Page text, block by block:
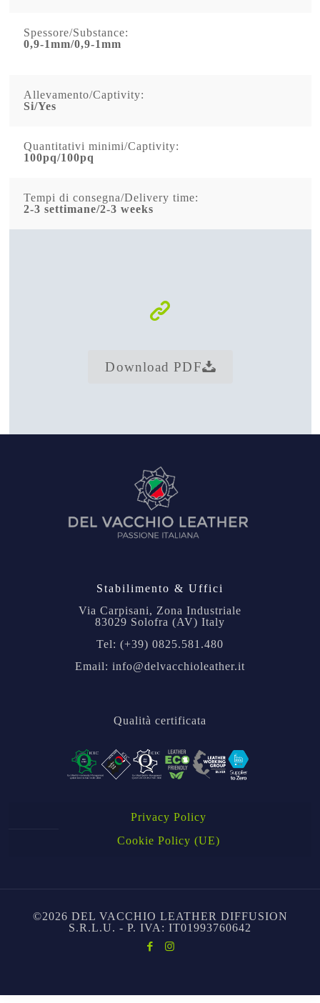
Spessore/Substance:
0,9-1mm/0,9-1mm
Allevamento/Captivity:
Si/Yes
Quantitativi minimi/Captivity:
100pq/100pq
Tempi di consegna/Delivery time:
2-3 settimane/2-3 weeks
Download PDF
Stabilimento & Uffici
Via Carpisani, Zona Industriale
83029 Solofra (AV) Italy
Tel: (+39) 0825.581.480
Email: info@delvacchioleather.it
Qualità certificata
Privacy Policy
Cookie Policy (UE)
©2026 DEL VACCHIO LEATHER DIFFUSION
S.R.L.U. - P. IVA: IT01993760642